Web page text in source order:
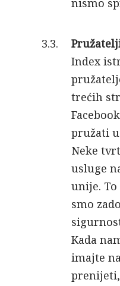
nismo
Index
trećih
pružati
Neke
usluge
unije. To
smo
Kada
imajte